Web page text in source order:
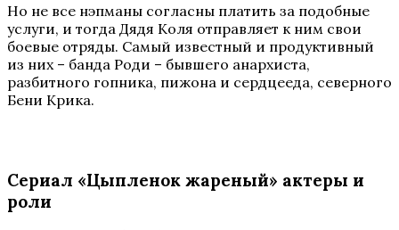
Но не все нэпманы согласны платить за подобные
услуги, и тогда Дядя Коля отправляет к ним свои
боевые отряды. Самый известный и продуктивный
из них – банда Роди – бывшего анархиста,
разбитного гопника, пижона и сердцееда, северного
Бени Крика.
Сериал «Цыпленок жареный» актеры и
роли